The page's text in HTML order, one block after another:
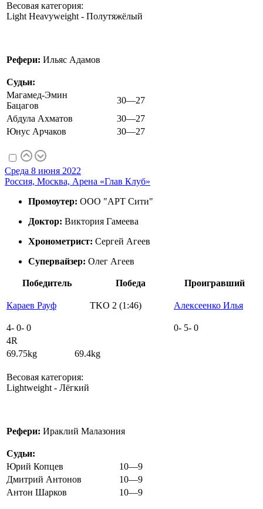
Весовая категория:
Light Heavyweight - Полутяжёлый
Рефери: Ильяс Адамов
Судьи:
Магамед-Эмин
Бацагов
30—27
Абдула Ахматов
30—27
Юнус Арчаков
30—27
Среда 8 июня 2022
Россия, Москва, Арена «Глав Клуб»
Промоутер: ООО "АРТ Сити"
Доктор: Виктория Гамеева
Хронометрист: Сергей Агеев
Супервайзер: Олег Агеев
Победитель Победа Проигравший
Караев Рауф TKO 2 (1:46) Алексеенко Илья
4- 0- 0 0- 5- 0
4R
69.75kg 69.4kg
Весовая категория:
Lightweight - Лёгкий
Рефери: Ираклий Малазония
Судьи:
Юрий Копцев
10—9
Дмитрий Антонов
10—9
Антон Шарков
10—9